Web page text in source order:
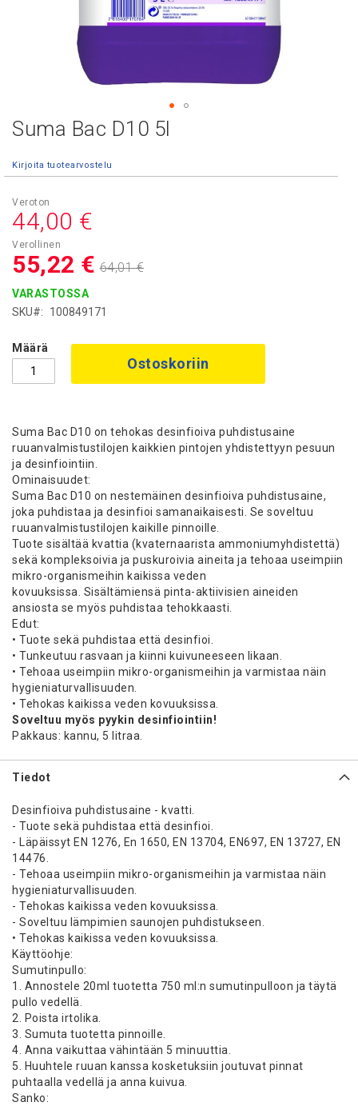
Suma Bac D10 5l
Kirjoita tuotearvostelu
Asiakashinta
55,22 €
44,00 €
64,01 €
VARASTOSSA
SKU
100849171
Määrä
Ostoskoriin
Suma Bac D10 on tehokas desinfioiva puhdistusaine
ruuanvalmistustilojen kaikkien pintojen yhdistettyyn pesuun
ja desinfiointiin.
Ominaisuudet:
Suma Bac D10 on nestemäinen desinfioiva puhdistusaine,
joka puhdistaa ja desinfioi samanaikaisesti. Se soveltuu
ruuanvalmistustilojen kaikille pinnoille.
Tuote sisältää kvattia (kvaternaarista ammoniumyhdistettä)
sekä kompleksoivia ja puskuroivia aineita ja tehoaa useimpiin
mikro-organismeihin kaikissa veden
kovuuksissa. Sisältämiensä pinta-aktiivisien aineiden
ansiosta se myös puhdistaa tehokkaasti.
Edut:
• Tuote sekä puhdistaa että desinfioi.
• Tunkeutuu rasvaan ja kiinni kuivuneeseen likaan.
• Tehoaa useimpiin mikro-organismeihin ja varmistaa näin
hygieniaturvallisuuden.
• Tehokas kaikissa veden kovuuksissa.
Soveltuu myös pyykin desinfiointiin!
Pakkaus: kannu, 5 litraa.
Skip
beginning
the
images
gallery
Tiedot
Desinfioiva puhdistusaine - kvatti.
- Tuote sekä puhdistaa että desinfioi.
- Läpäissyt EN 1276, En 1650, EN 13704, EN697, EN 13727, EN
14476.
- Tehoaa useimpiin mikro-organismeihin ja varmistaa näin
hygieniaturvallisuuden.
- Tehokas kaikissa veden kovuuksissa.
- Soveltuu lämpimien saunojen puhdistukseen.
• Tehokas kaikissa veden kovuuksissa.
Käyttöohje:
Sumutinpullo:
1. Annostele 20ml tuotetta 750 ml:n sumutinpulloon ja täytä
pullo vedellä.
2. Poista irtolika.
3. Sumuta tuotetta pinnoille.
4. Anna vaikuttaa vähintään 5 minuuttia.
5. Huuhtele ruuan kanssa kosketuksiin joutuvat pinnat
puhtaalla vedellä ja anna kuivua.
Sanko: